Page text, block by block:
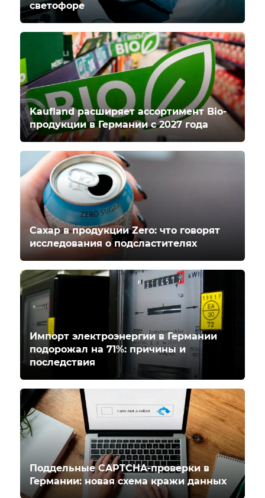
светофоре
Kaufland расширяет ассортимент Bio-
продукции в Германии с 2027 года
Сахар в продукции Zero: что говорят
исследования о подсластителях
Импорт электроэнергии в Германии
подорожал на 71%: причины и
последствия
Поддельные CAPTCHA-проверки в
Германии: новая схема кражи данных